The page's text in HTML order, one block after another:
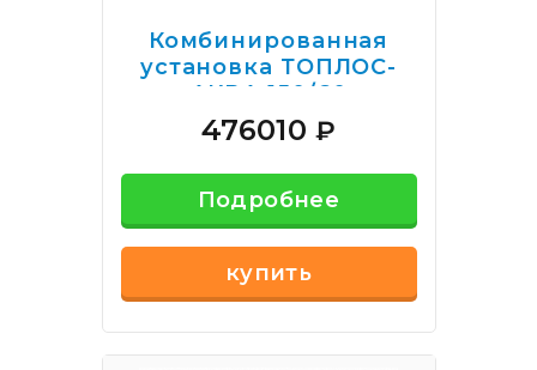
Комбинированная
установка ТОПЛОС-
АКВА 150/60
476010₽
Подробнее
купить